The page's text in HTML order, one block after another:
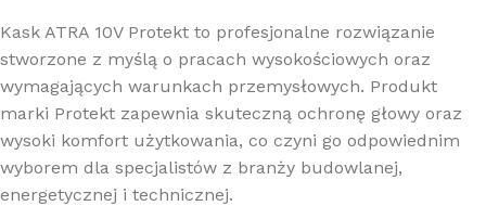
Kask ATRA 10V Protekt to profesjonalne rozwiązanie
stworzone z myślą o pracach wysokościowych oraz
wymagających warunkach przemysłowych. Produkt
marki Protekt zapewnia skuteczną ochronę głowy oraz
wysoki komfort użytkowania, co czyni go odpowiednim
wyborem dla specjalistów z branży budowlanej,
energetycznej i technicznej.